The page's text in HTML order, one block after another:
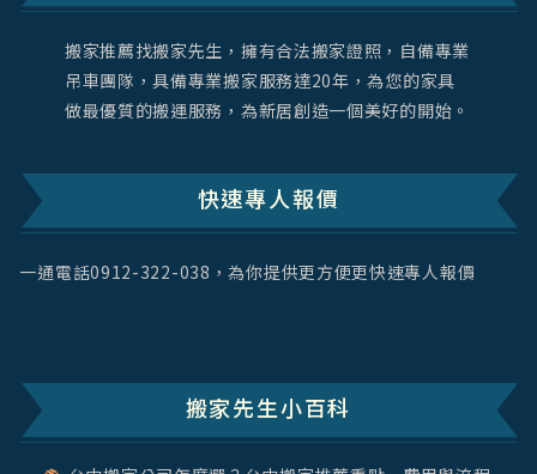
搬家推薦找搬家先生，擁有合法搬家證照，自備專業
吊車團隊，具備專業搬家服務達20年，為您的家具
做最優質的搬運服務，為新居創造一個美好的開始。
快速專人報價
一通電話0912-322-038 ，為你提供更方便更快速專人報價
搬家先生小百科